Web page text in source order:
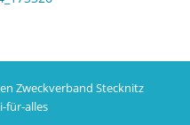
Zweckverband Stecknitz
für-alles